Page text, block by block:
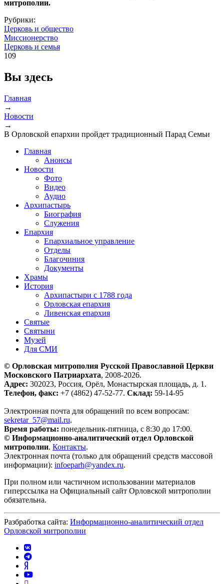
митрополии.
Рубрики:
Церковь и общество
Миссионерство
Церковь и семья
109
Вы здесь
Главная
→
Новости
→
В Орловской епархии пройдет традиционный Парад Семьи
Главная
Анонсы
Новости
Фото
Видео
Аудио
Архипастырь
Биография
Служения
Епархия
Епархиальное управление
Отделы
Благочиния
Документы
Храмы
История
Архипастыри с 1788 года
Орловская епархия
Ливенская епархия
Святые
Святыни
Музей
Для СМИ
© Орловская митрополия Русской Православной Церкви
Московского Патриархата, 2008-2026.
Адрес: 302023, Россия, Орёл, Монастырская площадь, д. 1.
Телефон, факс: +7 (4862) 47-52-77. Склад: 59-14-95
Электронная почта для обращений по всем вопросам:
sekretar_57@mail.ru.
Время работы: понедельник-пятница, с 8:30 до 17:00.
© Информационно-аналитический отдел Орловской
митрополии. Контакты.
Электронная почта (только для обращений средств массовой
информации): infoeparh@yandex.ru.
При полном или частичном использовании материалов
гиперссылка на Официальный сайт Орловской митрополии
обязательна.
Разбработка сайта: Информационно-аналитический отдел
Орловской митрополии